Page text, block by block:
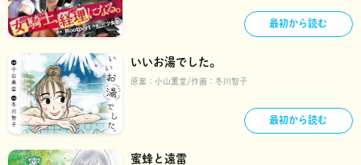
最初から読む
いいお湯でした。
原案： 小山薫堂 作画： 冬川智子
最初から読む
蜜蜂と遠雷